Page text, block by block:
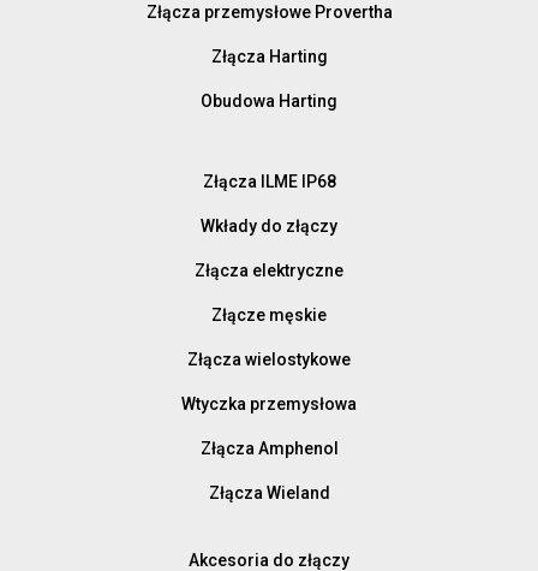
Złącza przemysłowe Provertha
Złącza Harting
Obudowa Harting
Złącza ILME IP68
Wkłady do złączy
Złącza elektryczne
Złącze męskie
Złącza wielostykowe
Wtyczka przemysłowa
Złącza Amphenol
Złącza Wieland
Akcesoria do złączy